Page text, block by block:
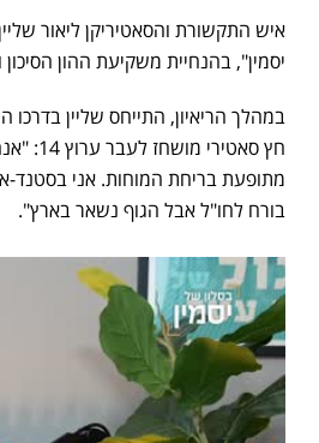
יסמין", בהנחיית משקיעת ההון
במהלך הריאיון, התייחס שליין
חץ
בורח לחו"ל אבל הגוף נשאר בארץ".